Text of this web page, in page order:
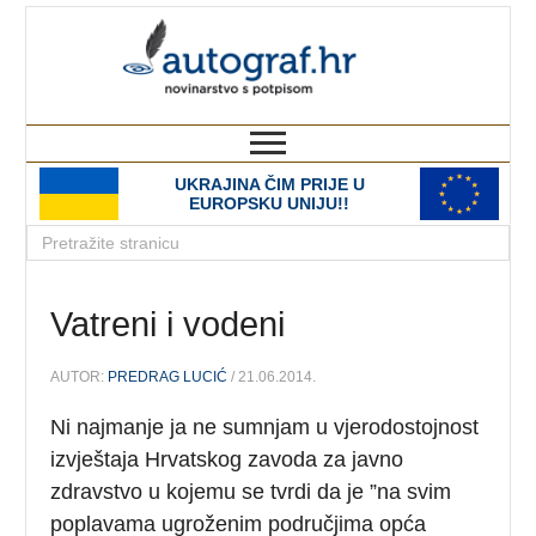
UKRAJINA ČIM PRIJE U
EUROPSKU UNIJU!!
Vatreni i vodeni
AUTOR: PREDRAG LUCIĆ / 21.06.2014.
Ni najmanje ja ne sumnjam u vjerodostojnost
izvještaja Hrvatskog zavoda za javno
zdravstvo u kojemu se tvrdi da je ”na svim
poplavama ugroženim područjima opća